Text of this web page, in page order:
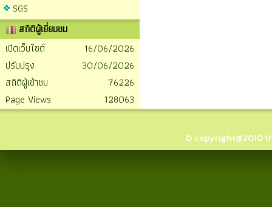
SGS
สถิติผู้เยี่ยมชม
เปิดเว็บไซต์
16/06/2026
ปรับปรุง
30/06/2026
สถิติผู้เข้าชม
76226
Page Views
128063
© copyright@2010